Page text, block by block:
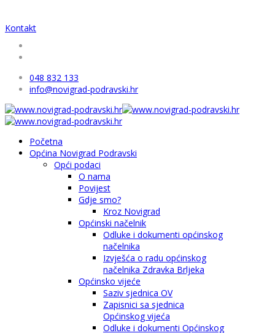
Kontakt
048 832 133
info@novigrad-podravski.hr
Početna
Općina Novigrad Podravski
Opći podaci
O nama
Povijest
Gdje smo?
Kroz Novigrad
Općinski načelnik
Odluke i dokumenti općinskog
načelnika
Izvješća o radu općinskog
načelnika Zdravka Brljeka
Općinsko vijeće
Saziv sjednica OV
Zapisnici sa sjednica
Općinskog vijeća
Odluke i dokumenti Općinskog